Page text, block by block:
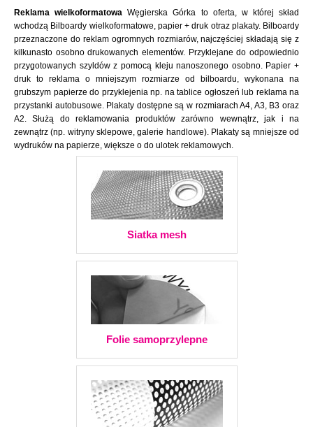
Reklama wielkoformatowa Węgierska Górka to oferta, w której skład
wchodzą Bilboardy wielkoformatowe, papier + druk otraz plakaty. Bilboardy
przeznaczone do reklam ogromnych rozmiarów, najczęściej składają się z
kilkunasto osobno drukowanych elementów. Przyklejane do odpowiednio
przygotowanych szyldów z pomocą kleju nanoszonego osobno. Papier +
druk to reklama o mniejszym rozmiarze od bilboardu, wykonana na
grubszym papierze do przyklejenia np. na tablice ogłoszeń lub reklama na
przystanki autobusowe. Plakaty dostępne są w rozmiarach A4, A3, B3 oraz
A2. Służą do reklamowania produktów zarówno wewnątrz, jak i na
zewnątrz (np. witryny sklepowe, galerie handlowe). Plakaty są mniejsze od
wydruków na papierze, większe o do ulotek reklamowych.
Siatka mesh
Folie samoprzylepne